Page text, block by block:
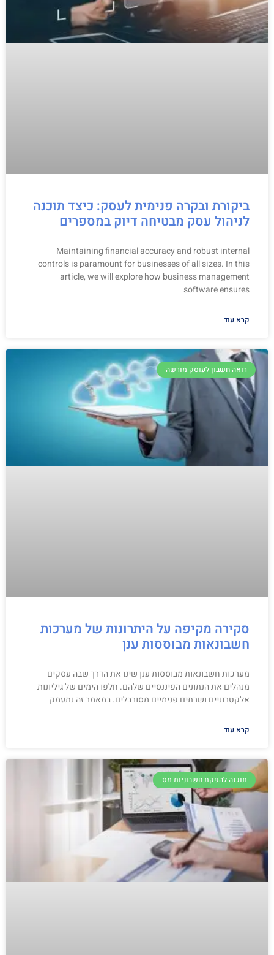
ביקורת ובקרה פנימית לעסק: כיצד תוכנה
לניהול עסק מבטיחה דיוק במספרים
Maintaining financial accuracy and robust internal
controls is paramount for businesses of all sizes. In this
article, we will explore how business management
software ensures
קרא עוד
רואה חשבון לעוסק מורשה
סקירה מקיפה על היתרונות של מערכות
חשבונאות מבוססות ענן
מערכות חשבונאות מבוססות ענן שינו את הדרך שבה עסקים
מנהלים את הנתונים הפיננסיים שלהם. חלפו הימים של גיליונות
אלקטרוניים ושרתים פנימיים מסורבלים. במאמר זה נתעמק
קרא עוד
תוכנה להפקת חשבוניות מס